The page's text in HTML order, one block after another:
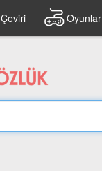
Çeviri Oyunlar